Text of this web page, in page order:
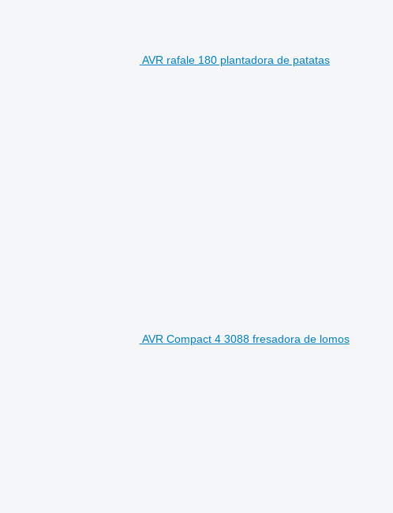
AVR rafale 180 plantadora de patatas
AVR Compact 4 3088 fresadora de lomos